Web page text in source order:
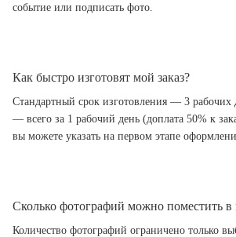
событие или подписать фото.
Как быстро изготовят мой заказ?
Стандартный срок изготовления — 3 рабочих
— всего за 1 рабочий день (доплата 50% к
вы можете указать на первом этапе
Сколько фотографий можно поместить в
Количество фотографий ограничено только